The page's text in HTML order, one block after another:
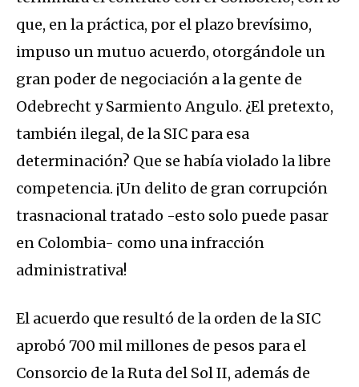
que, en la práctica, por el plazo brevísimo,
impuso un mutuo acuerdo, otorgándole un
gran poder de negociación a la gente de
Odebrecht y Sarmiento Angulo. ¿El pretexto,
también ilegal, de la SIC para esa
determinación? Que se había violado la libre
competencia. ¡Un delito de gran corrupción
trasnacional tratado -esto solo puede pasar
en Colombia- como una infracción
administrativa!
El acuerdo que resultó de la orden de la SIC
aprobó 700 mil millones de pesos para el
Consorcio de la Ruta del Sol II, además de